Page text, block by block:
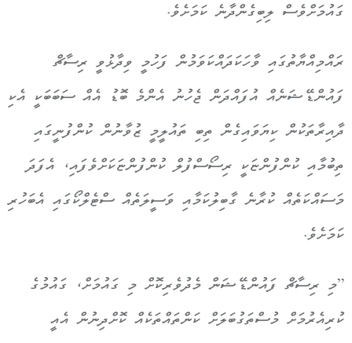
ގައުމަށްވެސް ލިބިގެންދާނެ ކަމަށެވެ.
ރައްމިއްޔާތުގައި ވާހަކަދައްކަވަމުން ފަހުމީ ވިދާޅުވީ ރިސާޗް
ފައުންޑޭޝަނެއް އުފައްދަން ޖެހުނު އެންމެ ބޮޑު އެއް ސަބަބަކީ އެކި
ދާއިރާތަކުން ކިޔަވައިގެން ތިބި ތައުލީމީ ޒުވާނުން ކުންފުނީގައި
ތިބުމާއި ކުންފުންޏަކީ ރިސޯސްފުލް ކުންފުންޏަކަށްވެފައި، އެފަދަ
މަސައްކަތެއް ކުރާނެ ގާބިލުކަމާއި ވަސީލަތެއް ސްޓެލްކޯގައި އެބަހުރި
ކަމަށެވެ.
”މި ރިސާޗް ފައުންޑޭޝަން މެދުވެރިކޮށް މި ގައުމަށް، ގައުމުގެ
ކުރިއެރުމަށް މުސްތަގުބަލަށް ކަންތައްތަކެއް ކޮށްދިނުން އެއީ